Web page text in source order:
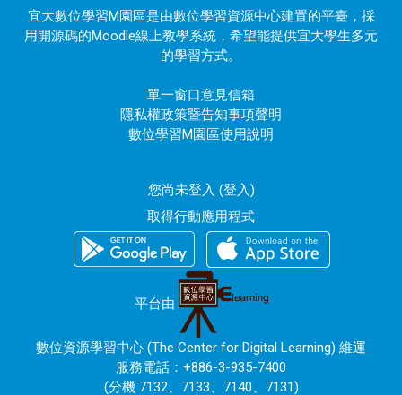
宜大數位學習M園區是由數位學習資源中心建置的平臺，採
用開源碼的Moodle線上教學系統，希望能提供宜大學生多元
的學習方式。
單一窗口意見信箱
隱私權政策暨告知事項聲明
數位學習M園區使用說明
您尚未登入 (登入)
取得行動應用程式
平台由
數位資源學習中心 (The Center for Digital Learning) 維運
服務電話：+886-3-935-7400
(分機 7132、7133、7140、7131)